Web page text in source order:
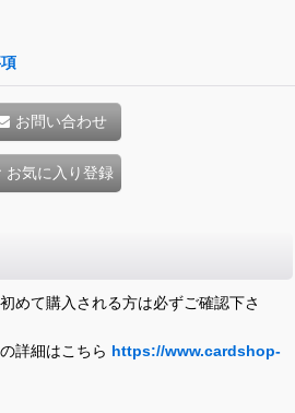
お問い合わせ
お気に入り登録
めて購入される方は必ずご確認下さ
詳細はこちら https://www.cardshop-